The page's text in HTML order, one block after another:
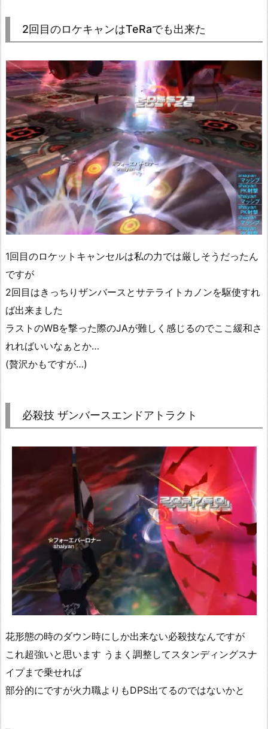
2回目のロケキャンはTeRaでも出来た
1回目のロケットキャンセルは私の力では厳しそうだったん
ですが
2回目はきっちりザンバースとサテライトカノンを駆使すれ
ば出来ました
ラストのWBを撃った際のJAが難しく感じるのでここ緩和さ
れればいいなぁとか…
(贅沢かもですが…)
必殺技 ザンバースエンドアトラクト
花形態の時のダウン時にしか出来ない必殺技なんですが
これ超強いと思います うまく調整してスタンディングスナ
イプまで乗せれば
部分的にですが火力職よりもDPS出てるのではないかと